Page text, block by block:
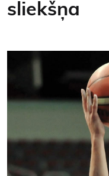
sliekšņa